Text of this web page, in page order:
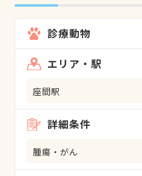
診療動物
エリア・駅
座間駅
詳細条件
腫瘍・がん